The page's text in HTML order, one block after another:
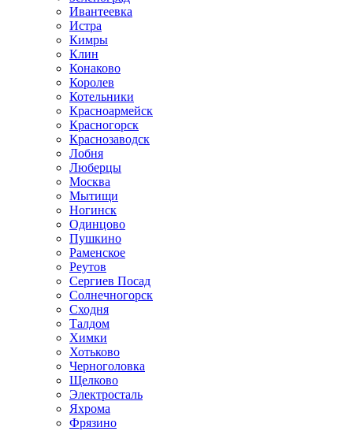
Ивантеевка
Истра
Кимры
Клин
Конаково
Королев
Котельники
Красноармейск
Красногорск
Краснозаводск
Лобня
Люберцы
Москва
Мытищи
Ногинск
Одинцово
Пушкино
Раменское
Реутов
Сергиев Посад
Солнечногорск
Сходня
Талдом
Химки
Хотьково
Черноголовка
Щелково
Электросталь
Яхрома
Фрязино